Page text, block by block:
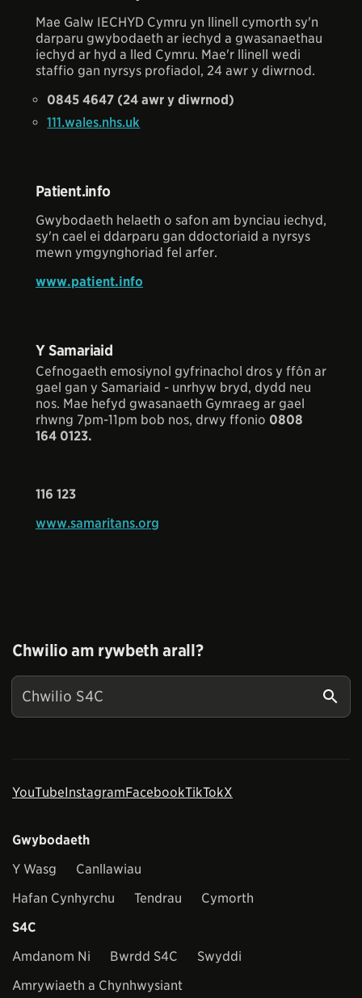
Mae Galw IECHYD Cymru yn llinell cymorth sy'n
darparu gwybodaeth ar iechyd a gwasanaethau
iechyd ar hyd a lled Cymru. Mae'r llinell wedi
staffio gan nyrsys profiadol, 24 awr y diwrnod.
0845 4647 (24 awr y diwrnod)
111.wales.nhs.uk
Patient.info
Gwybodaeth helaeth o safon am bynciau iechyd,
sy'n cael ei ddarparu gan ddoctoriaid a nyrsys
mewn ymgynghoriad fel arfer.
www.patient.info
Y Samariaid
Cefnogaeth emosiynol gyfrinachol dros y ffôn ar
gael gan y Samariaid - unrhyw bryd, dydd neu
nos. Mae hefyd gwasanaeth Gymraeg ar gael
rhwng 7pm-11pm bob nos, drwy ffonio 0808
164 0123.
116 123
www.samaritans.org
Chwilio am rywbeth arall?
YouTubeInstagramFacebookTikTokX
Gwybodaeth
Y Wasg
Canllawiau
Hafan Cynhyrchu
Tendrau
Cymorth
S4C
Amdanom Ni
Bwrdd S4C
Swyddi
Amrywiaeth a Chynhwysiant